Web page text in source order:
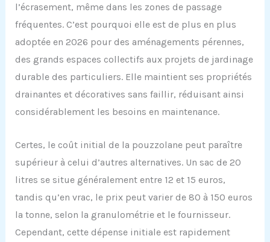
l’écrasement, même dans les zones de passage
fréquentes. C’est pourquoi elle est de plus en plus
adoptée en 2026 pour des aménagements pérennes,
des grands espaces collectifs aux projets de jardinage
durable des particuliers. Elle maintient ses propriétés
drainantes et décoratives sans faillir, réduisant ainsi
considérablement les besoins en maintenance.
Certes, le coût initial de la pouzzolane peut paraître
supérieur à celui d’autres alternatives. Un sac de 20
litres se situe généralement entre 12 et 15 euros,
tandis qu’en vrac, le prix peut varier de 80 à 150 euros
la tonne, selon la granulométrie et le fournisseur.
Cependant, cette dépense initiale est rapidement